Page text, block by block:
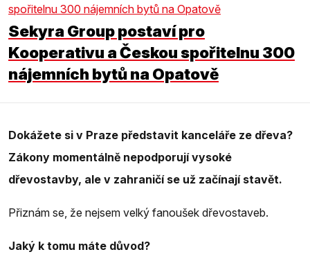
Sekyra Group postaví pro
Kooperativu a Českou spořitelnu 300
nájemních bytů na Opatově
Dokážete si v Praze představit kanceláře ze dřeva?
Zákony momentálně nepodporují vysoké
dřevostavby, ale v zahraničí se už začínají stavět.
Přiznám se, že nejsem velký fanoušek dřevostaveb.
Jaký k tomu máte důvod?